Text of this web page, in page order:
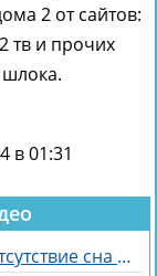
2 от сайтов:
тв и прочих
в 01:31
Артём Рышковский жалуется на отсутствие сна из-за Нади Ермаковой